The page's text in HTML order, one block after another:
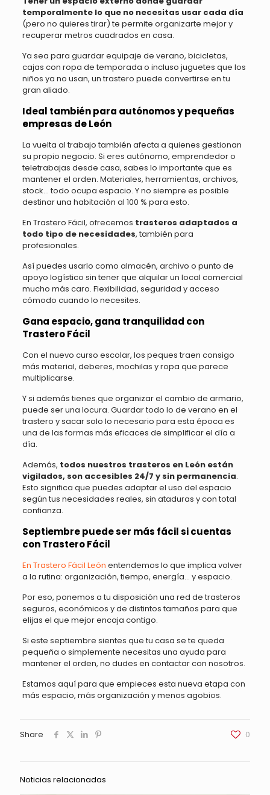
temporalmente lo que no necesitas usar cada día
(pero no quieres tirar) te permite organizarte mejor y
recuperar metros cuadrados en casa.
Ya sea para guardar equipaje de verano, bicicletas,
cajas con ropa de temporada o incluso juguetes que los
niños ya no usan, un trastero puede convertirse en tu
gran aliado.
Ideal también para autónomos y pequeñas
empresas de León
La vuelta al trabajo también afecta a quienes gestionan
su propio negocio. Si eres autónomo, emprendedor o
teletrabajas desde casa, sabes lo importante que es
mantener el orden. Materiales, herramientas, archivos,
stock… todo ocupa espacio. Y no siempre es posible
destinar una habitación al 100 % para esto.
En Trastero Fácil, ofrecemos trasteros adaptados a
todo tipo de necesidades, también para
profesionales.
Así puedes usarlo como almacén, archivo o punto de
apoyo logístico sin tener que alquilar un local comercial
mucho más caro. Flexibilidad, seguridad y acceso
cómodo cuando lo necesites.
Gana espacio, gana tranquilidad con
Trastero Fácil
Con el nuevo curso escolar, los peques traen consigo
más material, deberes, mochilas y ropa que parece
multiplicarse.
Y si además tienes que organizar el cambio de armario,
puede ser una locura. Guardar todo lo de verano en el
trastero y sacar solo lo necesario para esta época es
una de las formas más eficaces de simplificar el día a
día.
Además, todos nuestros trasteros en León están
vigilados, son accesibles 24/7 y sin permanencia.
Esto significa que puedes adaptar el uso del espacio
según tus necesidades reales, sin ataduras y con total
confianza.
Septiembre puede ser más fácil si cuentas
con Trastero Fácil
En Trastero Fácil León entendemos lo que implica volver
a la rutina: organización, tiempo, energía… y espacio.
Por eso, ponemos a tu disposición una red de trasteros
seguros, económicos y de distintos tamaños para que
elijas el que mejor encaja contigo.
Si este septiembre sientes que tu casa se te queda
pequeña o simplemente necesitas una ayuda para
mantener el orden, no dudes en contactar con nosotros.
Estamos aquí para que empieces esta nueva etapa con
más espacio, más organización y menos agobios.
Share 0
Noticias relacionadas